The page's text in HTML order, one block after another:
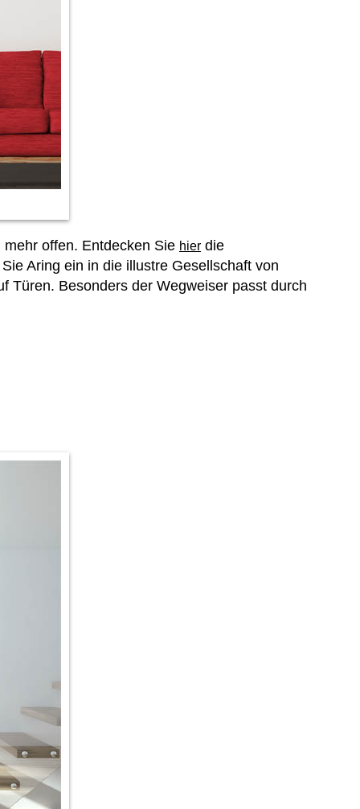
offen. Entdecken Sie hier die
Aring ein in die illustre Gesellschaft von
Türen. Besonders der Wegweiser passt durch